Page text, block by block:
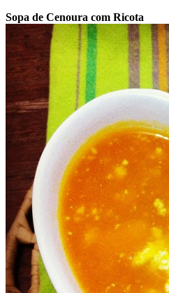
Sopa de Cenoura com Ricota